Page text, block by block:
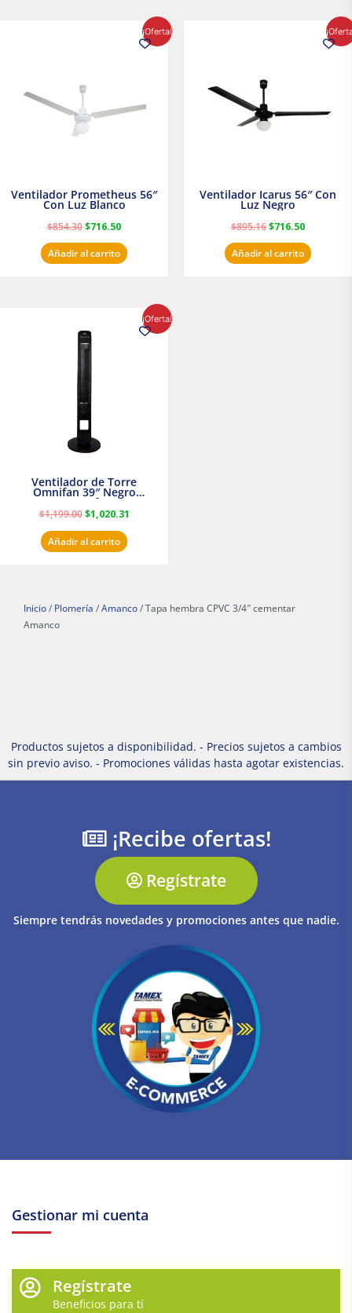
¡Oferta!
Ventilador Prometheus 56″
Con Luz Blanco
$854.30$716.50
precio
actual
Añadir al carrito
Ventilador Icarus 56″ Con
Luz Negro
$895.16$716.50
precio
actual
Añadir al carrito
¡Oferta!
Ventilador de Torre
Omnifan 39″ Negro
Masterfan
$1,199.00
original
era:
$1,020.31
precio
actual
Añadir al carrito
Inicio / Plomería / Amanco / Tapa hembra CPVC 3/4″ cementar
Amanco
Productos sujetos a disponibilidad. - Precios sujetos a cambios
sin previo aviso. - Promociones válidas hasta agotar existencias.
¡Recibe ofertas!
Regístrate
Siempre tendrás novedades y promociones antes que nadie.
Gestionar mi cuenta
Regístrate
Beneficios para tí